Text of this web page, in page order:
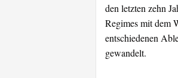
den letzten zehn
Regimes mit dem
entschiedenen
gewandelt.